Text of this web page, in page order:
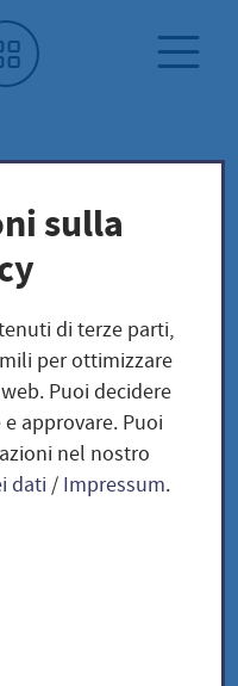
dei semi
-
/
sulla
di terze parti,
per ottimizzare
Puoi decidere
approvare. Puoi
nel nostro
dati/ Impressum.